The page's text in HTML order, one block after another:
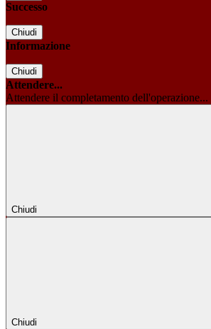
Successo
Chiudi
Informazione
Chiudi
Attendere...
Attendere il completamento dell'operazione...
Chiudi
Chiudi